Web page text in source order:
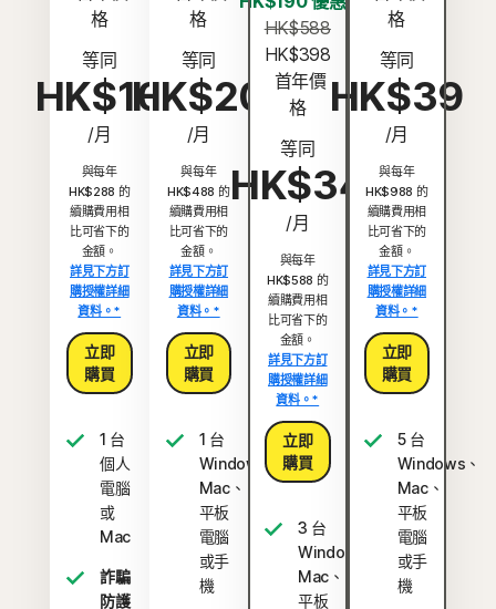
格
等同
HK$10
/月
與每年
HK$288 的
續購費用相
比可省下的
金額。
詳見下方訂
購授權詳細
資料。*
立即
購買
1 台
個人
電腦
或
Mac
詐騙
防護
格
等同
HK$20
/月
與每年
HK$488 的
續購費用相
比可省下的
金額。
詳見下方訂
購授權詳細
資料。*
立即
購買
1 台
Windows、
Mac、
平板
電腦
或手
機
HK$588
HK$398
格
等同
HK$34
/月
與每年
HK$588 的
續購費用相
比可省下的
金額。
詳見下方訂
購授權詳細
資料。*
立即
購買
3 台
Windows、
Mac、
平板
格
等同
HK$39
/月
與每年
HK$988 的
續購費用相
比可省下的
金額。
詳見下方訂
購授權詳細
資料。*
立即
購買
5 台
Windows、
Mac、
平板
電腦
或手
機